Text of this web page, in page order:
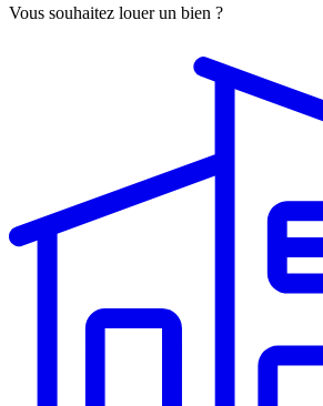
Vous souhaitez louer un bien ?